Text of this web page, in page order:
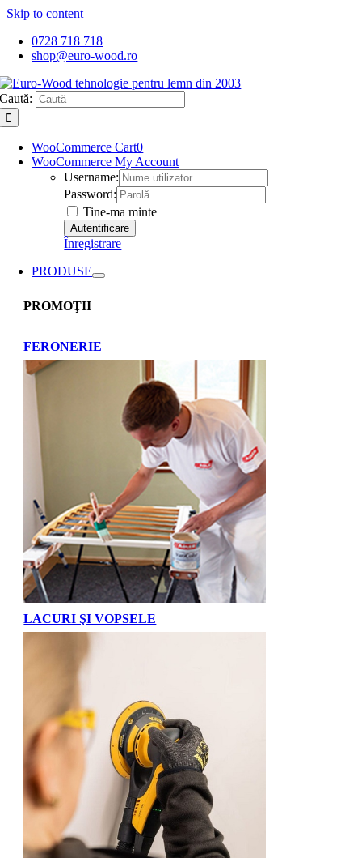
Skip to content
0728 718 718
shop@euro-wood.ro
Caută:
WooCommerce Cart0
WooCommerce My Account
Username:
Password:
Tine-ma minte
Înregistrare
PRODUSE
PROMOŢII
FERONERIE
LACURI ŞI VOPSELE